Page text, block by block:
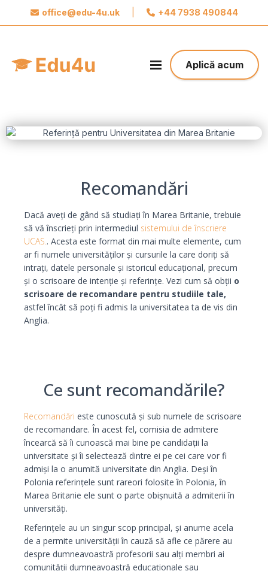
x
personale de către Edu4u Ltd în scopuri de
informare și marketing
office@edu-4u.uk +44 7938 490844
Aplică acum
Recomandări
Dacă aveți de gând să studiați în Marea Britanie, trebuie
să vă înscrieți prin intermediul sistemului de înscriere
UCAS.. Acesta este format din mai multe elemente, cum
ar fi numele universităților și cursurile la care doriți să
intrați, datele personale și istoricul educațional, precum
și o scrisoare de intenție și referințe. Vezi cum să obții o
scrisoare de recomandare pentru studiile tale,
astfel încât să poți fi admis la universitatea ta de vis din
Anglia.
Ce sunt recomandările?
Recomandări este cunoscută și sub numele de scrisoare
de recomandare. În acest fel, comisia de admitere
încearcă să îi cunoască mai bine pe candidații la
universitate și îi selectează dintre ei pe cei care vor fi
admiși la o anumită universitate din Anglia. Deși în
Polonia referințele sunt rareori folosite în Polonia, în
Marea Britanie ele sunt o parte obișnuită a admiterii în
universități.
Referințele au un singur scop principal, și anume acela
de a permite universității în cauză să afle ce părere au
despre dumneavoastră profesorii sau alți membri ai
comunității dumneavoastră educaționale sau